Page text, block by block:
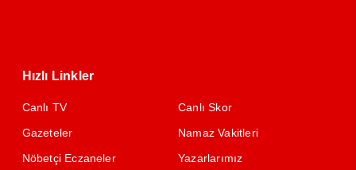
Hızlı Linkler
Canlı TV
Canlı Skor
Gazeteler
Namaz Vakitleri
Nöbetçi Eczaneler
Yazarlarımız